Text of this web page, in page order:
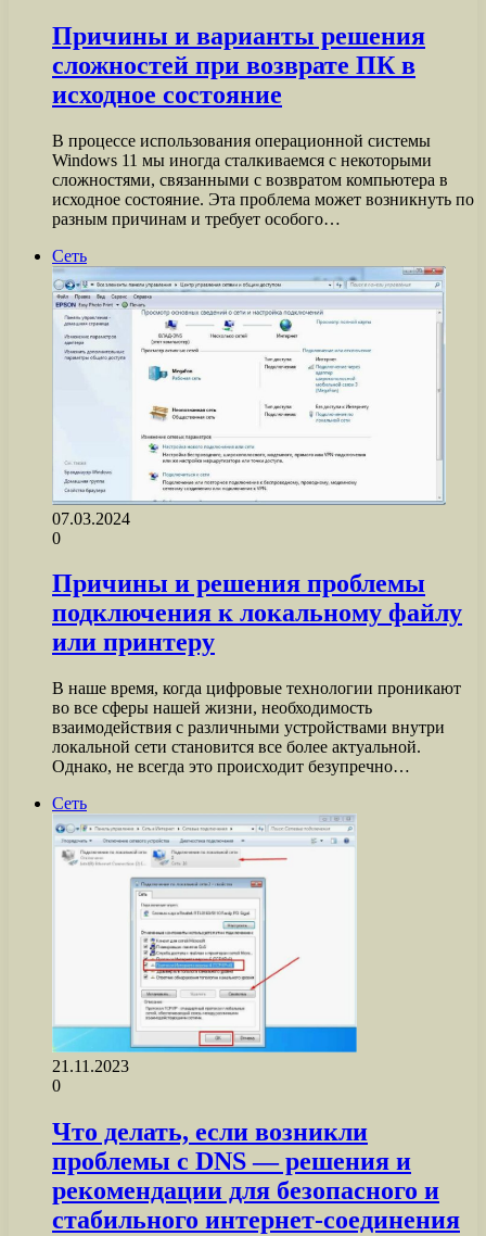
Причины и варианты решения
сложностей при возврате ПК в
исходное состояние
В процессе использования операционной системы
Windows 11 мы иногда сталкиваемся с некоторыми
сложностями, связанными с возвратом компьютера в
исходное состояние. Эта проблема может возникнуть по
разным причинам и требует особого…
Сеть
07.03.2024
0
Причины и решения проблемы
подключения к локальному файлу
или принтеру
В наше время, когда цифровые технологии проникают
во все сферы нашей жизни, необходимость
взаимодействия с различными устройствами внутри
локальной сети становится все более актуальной.
Однако, не всегда это происходит безупречно…
Сеть
21.11.2023
0
Что делать, если возникли
проблемы с DNS — решения и
рекомендации для безопасного и
стабильного интернет-соединения